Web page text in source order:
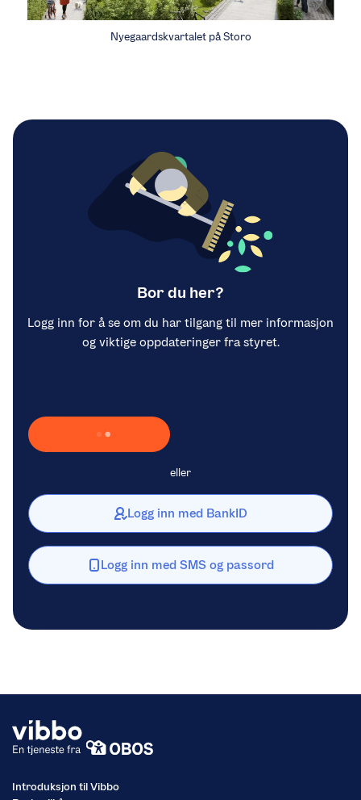
Nyegaardskvartalet på Storo
Bor du her?
Logg inn for å se om du har tilgang til mer informasjon
og viktige oppdateringer fra styret.
Laster inn Vipps …
eller
Logg inn med BankID
Logg inn med SMS og passord
Introduksjon til Vibbo